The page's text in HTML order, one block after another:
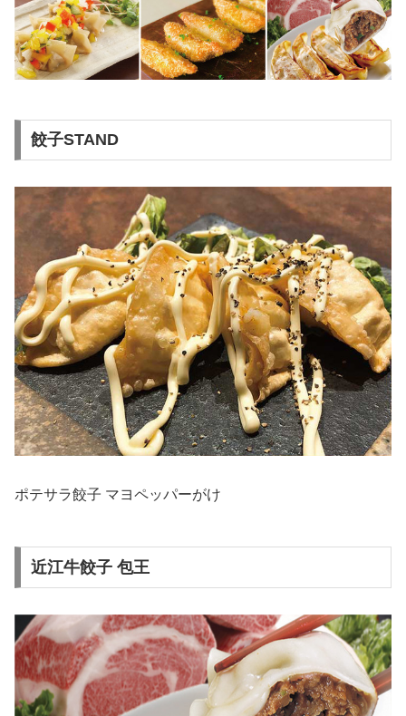
餃子STAND
ポテサラ餃子 マヨペッパーがけ
近江牛餃子 包王